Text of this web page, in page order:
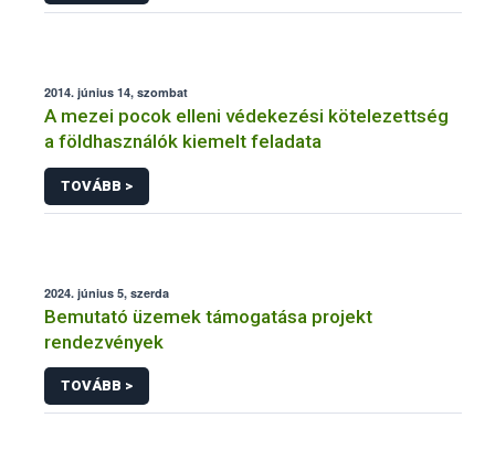
2014. június 14, szombat
A mezei pocok elleni védekezési kötelezettség
a földhasználók kiemelt feladata
TOVÁBB >
2024. június 5, szerda
Bemutató üzemek támogatása projekt
rendezvények
TOVÁBB >